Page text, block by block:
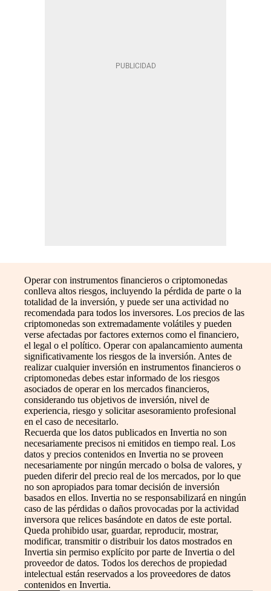
Operar con instrumentos financieros o criptomonedas
conlleva altos riesgos, incluyendo la pérdida de parte o la
totalidad de la inversión, y puede ser una actividad no
recomendada para todos los inversores. Los precios de las
criptomonedas son extremadamente volátiles y pueden
verse afectadas por factores externos como el financiero,
el legal o el político. Operar con apalancamiento aumenta
significativamente los riesgos de la inversión. Antes de
realizar cualquier inversión en instrumentos financieros o
criptomonedas debes estar informado de los riesgos
asociados de operar en los mercados financieros,
considerando tus objetivos de inversión, nivel de
experiencia, riesgo y solicitar asesoramiento profesional
en el caso de necesitarlo.
Recuerda que los datos publicados en Invertia no son
necesariamente precisos ni emitidos en tiempo real. Los
datos y precios contenidos en Invertia no se proveen
necesariamente por ningún mercado o bolsa de valores, y
pueden diferir del precio real de los mercados, por lo que
no son apropiados para tomar decisión de inversión
basados en ellos. Invertia no se responsabilizará en ningún
caso de las pérdidas o daños provocadas por la actividad
inversora que relices basándote en datos de este portal.
Queda prohibido usar, guardar, reproducir, mostrar,
modificar, transmitir o distribuir los datos mostrados en
Invertia sin permiso explícito por parte de Invertia o del
proveedor de datos. Todos los derechos de propiedad
intelectual están reservados a los proveedores de datos
contenidos en Invertia.